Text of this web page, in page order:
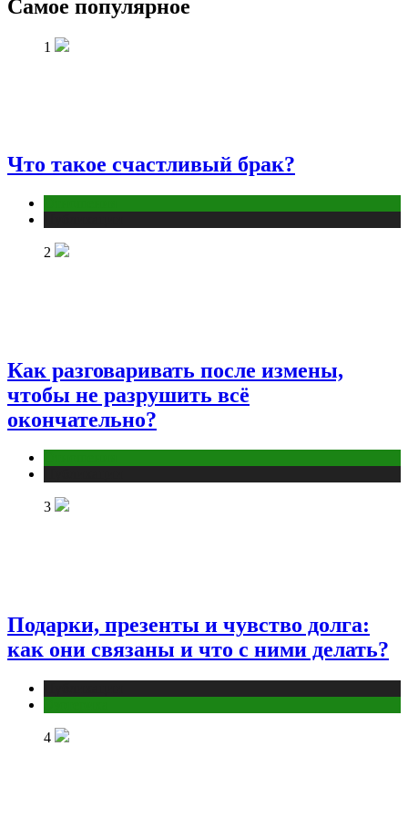
Самое популярное
1
Что такое счастливый брак?
2
Как разговаривать после измены,
чтобы не разрушить всё
окончательно?
3
Подарки, презенты и чувство долга:
как они связаны и что с ними делать?
4